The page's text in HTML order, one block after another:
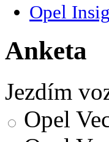
Opel
Anketa
Jezdím
Opel